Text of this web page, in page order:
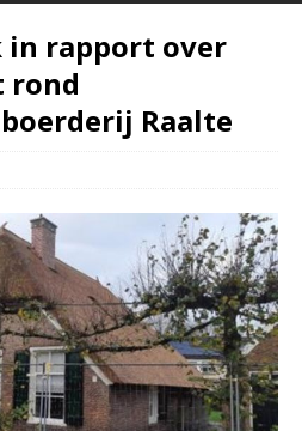
rapport over
rond
Raalte